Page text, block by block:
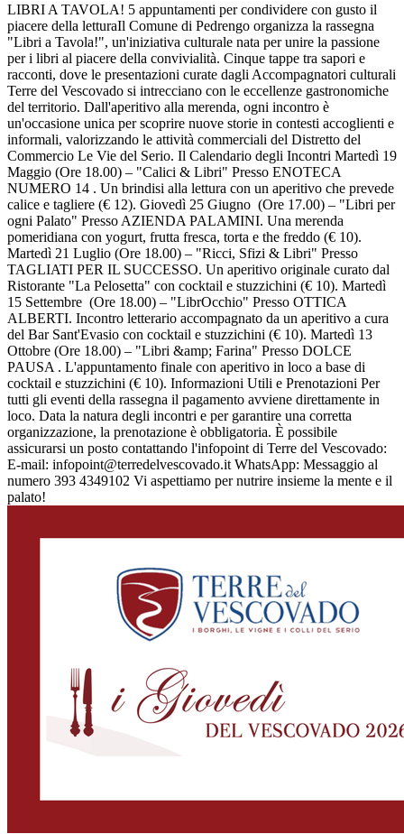
LIBRI A TAVOLA! 5 appuntamenti per condividere con gusto il
piacere della letturaIl Comune di Pedrengo organizza la rassegna
"Libri a Tavola!", un'iniziativa culturale nata per unire la passione
per i libri al piacere della convivialità. Cinque tappe tra sapori e
racconti, dove le presentazioni curate dagli Accompagnatori culturali
Terre del Vescovado si intrecciano con le eccellenze gastronomiche
del territorio. Dall'aperitivo alla merenda, ogni incontro è
un'occasione unica per scoprire nuove storie in contesti accoglienti e
informali, valorizzando le attività commerciali del Distretto del
Commercio Le Vie del Serio. Il Calendario degli Incontri Martedì 19
Maggio (Ore 18.00) – "Calici & Libri" Presso ENOTECA
NUMERO 14 . Un brindisi alla lettura con un aperitivo che prevede
calice e tagliere (€ 12). Giovedì 25 Giugno (Ore 17.00) – "Libri per
ogni Palato" Presso AZIENDA PALAMINI. Una merenda
pomeridiana con yogurt, frutta fresca, torta e the freddo (€ 10).
Martedì 21 Luglio (Ore 18.00) – "Ricci, Sfizi & Libri" Presso
TAGLIATI PER IL SUCCESSO. Un aperitivo originale curato dal
Ristorante "La Pelosetta" con cocktail e stuzzichini (€ 10). Martedì
15 Settembre (Ore 18.00) – "LibrOcchio" Presso OTTICA
ALBERTI. Incontro letterario accompagnato da un aperitivo a cura
del Bar Sant'Evasio con cocktail e stuzzichini (€ 10). Martedì 13
Ottobre (Ore 18.00) – "Libri &amp; Farina" Presso DOLCE
PAUSA . L'appuntamento finale con aperitivo in loco a base di
cocktail e stuzzichini (€ 10). Informazioni Utili e Prenotazioni Per
tutti gli eventi della rassegna il pagamento avviene direttamente in
loco. Data la natura degli incontri e per garantire una corretta
organizzazione, la prenotazione è obbligatoria. È possibile
assicurarsi un posto contattando l'infopoint di Terre del Vescovado:
E-mail: infopoint@terredelvescovado.it WhatsApp: Messaggio al
numero 393 4349102 Vi aspettiamo per nutrire insieme la mente e il
palato!